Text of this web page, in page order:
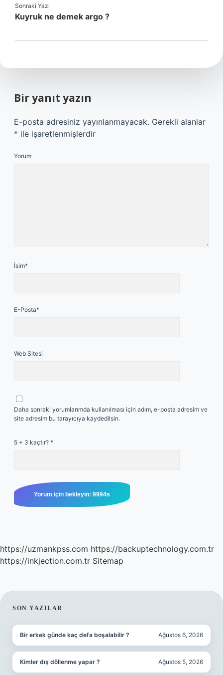
Sonraki Yazı
Kuyruk ne demek argo ?
Bir yanıt yazın
E-posta adresiniz yayınlanmayacak. Gerekli alanlar
* ile işaretlenmişlerdir
Yorum
İsim*
E-Posta*
Web Sitesi
Daha sonraki yorumlarımda kullanılması için adım, e-posta adresim ve
site adresim bu tarayıcıya kaydedilsin.
5 + 3 kaçtır? *
https://uzmankpss.com https://backuptechnology.com.tr
https://inkjection.com.tr Sitemap
SIDEBAR
SON YAZILAR
Bir erkek günde kaç defa boşalabilir ? Ağustos 6, 2026
Kimler dış döllenme yapar ? Ağustos 5, 2026